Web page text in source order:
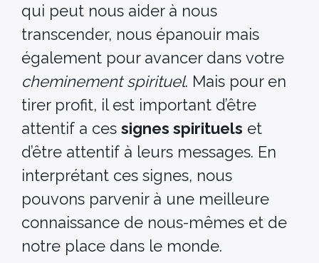
qui peut nous aider à nous
transcender, nous épanouir mais
également pour avancer dans votre
cheminement spirituel. Mais pour en
tirer profit, il est important d’être
attentif a ces signes spirituels et
d’être attentif à leurs messages. En
interprétant ces signes, nous
pouvons parvenir à une meilleure
connaissance de nous-mêmes et de
notre place dans le monde.